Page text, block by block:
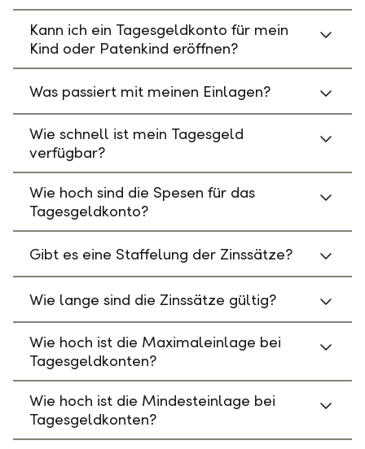
Kann ich ein Tagesgeldkonto für mein
Kind oder Patenkind eröffnen?
Was passiert mit meinen Einlagen?
Wie schnell ist mein Tagesgeld
verfügbar?
Wie hoch sind die Spesen für das
Tagesgeldkonto?
Gibt es eine Staffelung der Zinssätze?
Wie lange sind die Zinssätze gültig?
Wie hoch ist die Maximaleinlage bei
Tagesgeldkonten?
Wie hoch ist die Mindesteinlage bei
Tagesgeldkonten?